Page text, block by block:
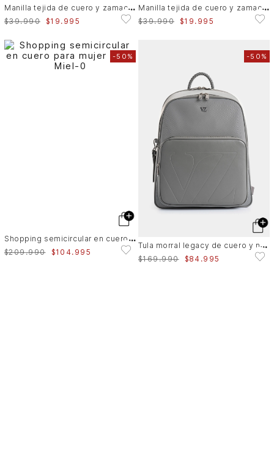
M
anilla tejida de cuero y zamac para mujer Splash
$39.990 $19 . 995
M
anilla tejida de cuero y zamac para mujer Splash
$39.990 $19 . 995
-50%
S
hopping semicircular en cuero para mujer Luna
$209.990 $104. 995
-50%
T
ula morral legacy de cuero y nylon para mujer tag para viaje
$169.990 $84 .995